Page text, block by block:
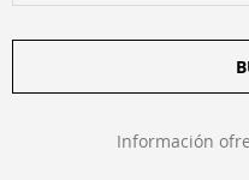
Información